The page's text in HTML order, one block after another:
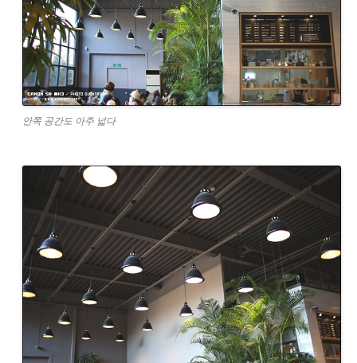
안쪽 공간도 아주 넓다